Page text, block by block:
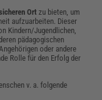
Ort zu bieten, um
aufzuarbeiten. Dieser
Kindern/Jugendlichen,
pädagogischen
oder andere
Rolle für den Erfolg der
v. a. folgende